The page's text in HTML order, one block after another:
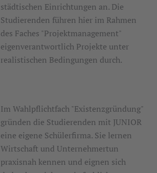
städtischen Einrichtungen an. Die
Studierenden führen hier im Rahmen
des Faches "Projektmanagement"
eigenverantwortlich Projekte unter
realistischen Bedingungen durch.
Im Wahlpflichtfach "Existenzgründung"
gründen die Studierenden mit JUNIOR
eine eigene Schülerfirma. Sie lernen
Wirtschaft und Unternehmertun
praxisnah kennen und eignen sich